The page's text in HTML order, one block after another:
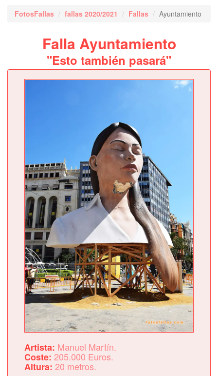
FotosFallas fallas 2020/2021 Fallas Ayuntamiento
Falla Ayuntamiento
"Esto también pasará"
Artista: Manuel Martín.
Coste: 205.000 Euros.
Altura: 20 metros.